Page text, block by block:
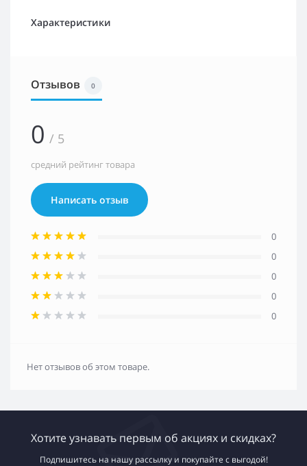
Характеристики
Отзывов 0
0 / 5
средний рейтинг товара
Написать отзыв
0
0
0
0
0
Нет отзывов об этом товаре.
Хотите узнавать первым об акциях и скидках?
Подпишитесь на нашу рассылку и покупайте с выгодой!